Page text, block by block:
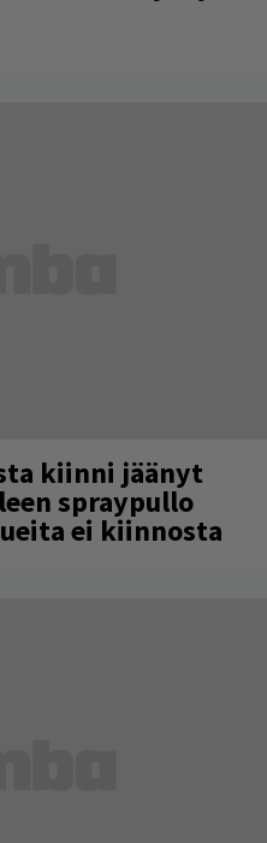
kiinni jäänyt
spraypullo
ei kiinnosta